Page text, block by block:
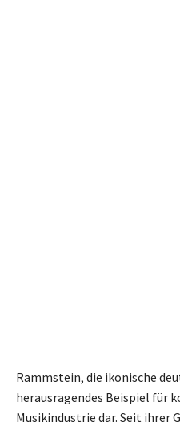
Rammstein, die ikonische
herausragendes Beispiel für
Musikindustrie dar. Seit ihrer